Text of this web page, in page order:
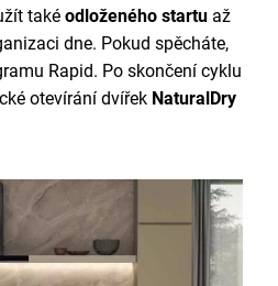
také odloženého startu až
dne. Pokud spěcháte,
Rapid. Po skončení cyklu
otevírání dvířek NaturalDry